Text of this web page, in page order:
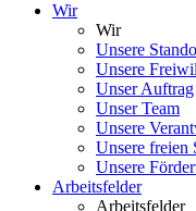
Wir
Wir
Unsere
Unsere
Unser Auftrag
Unser Team
Unsere
Unsere freien
Unsere
Arbeitsfelder
Arbeitsfelder